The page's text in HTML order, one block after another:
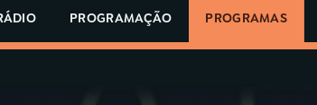
PROGRAMAÇÃO PROGRAMAS